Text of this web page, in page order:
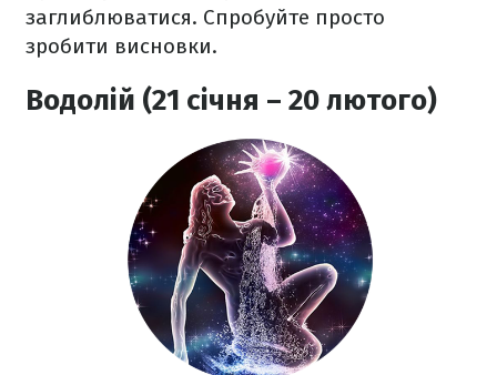
заглиблюватися. Спробуйте просто
зробити висновки.
Водолій (21 січня – 20 лютого)